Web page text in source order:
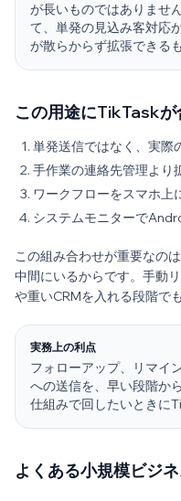
が長いものではありませ
て、単発の見込み客対応
が散らからず拡張できる
この用途にTikTaskが
単発送信ではなく、実
手作業の連絡先管理より
ワークフローをスマホ上
システムモニターで
この組み合わせが重要なの
中間にいるからです。手動
や重いCRMを入れる段階で
実務上の利点
フォローアップ、リマイ
への送信を、早い段階か
仕組みで回したいときに
よくある小規模ビジ